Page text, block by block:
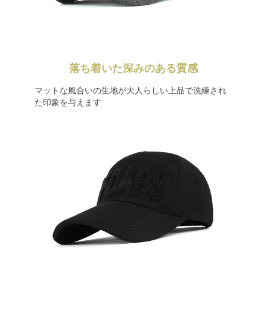
落ち着いた深みのある質感
マットな風合いの生地が大人らしい上品で洗練され
た印象を与えます